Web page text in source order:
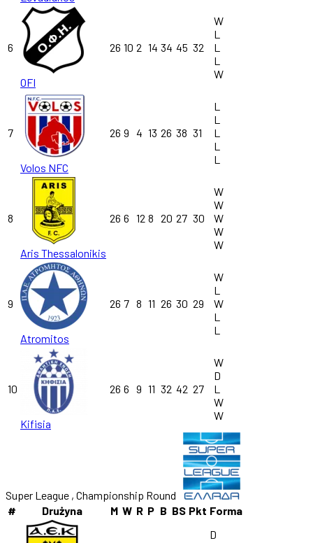
6
OFI
26 10 2 14 34 45 32
W
L
L
L
W
7
Volos NFC
26 9 4 13 26 38 31
L
L
L
L
L
8
Aris Thessalonikis
26 6 12 8 20 27 30
W
W
W
W
W
9
Atromitos
26 7 8 11 26 30 29
W
L
W
L
L
10
Kifisia
26 6 9 11 32 42 27
W
D
L
W
W
Super League , Championship Round
#
Drużyna M W R P B BS Pkt Forma
D